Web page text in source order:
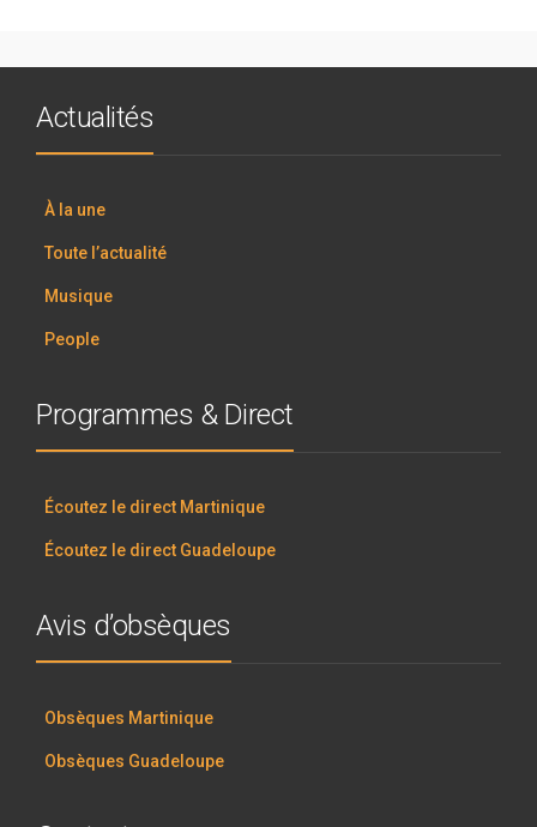
Actualités
À la une
Toute l’actualité
Musique
People
Programmes & Direct
Écoutez le direct Martinique
Écoutez le direct Guadeloupe
Avis d’obsèques
Obsèques Martinique
Obsèques Guadeloupe